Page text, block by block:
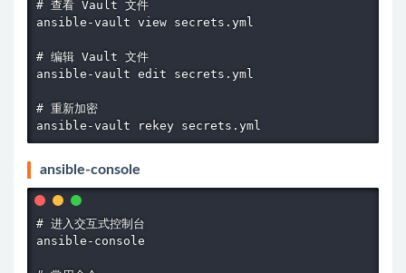
# 查看 Vault 文件
ansible-vault view secrets.yml
# 编辑 Vault 文件
ansible-vault edit secrets.yml
# 重新加密
ansible-vault rekey secrets.yml
ansible-console
# 进入交互式控制台
ansible-console